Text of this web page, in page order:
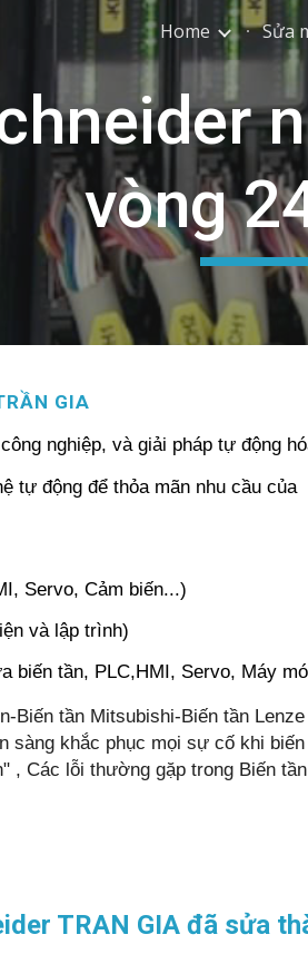
to main content Home Sửa
vòng
GIA
nghiệp, và giải pháp tự động
tự động để thỏa mãn nhu cầu của
Servo, Cảm biến...)
và lập trình)
biến tần, PLC,HMI, Servo, Máy
Biến tần Mitsubishi-Biến tần
sàng khắc phục mọi sự cố khi
, Các lỗi thường gặp trong Biến
TRAN GIA đã sửa